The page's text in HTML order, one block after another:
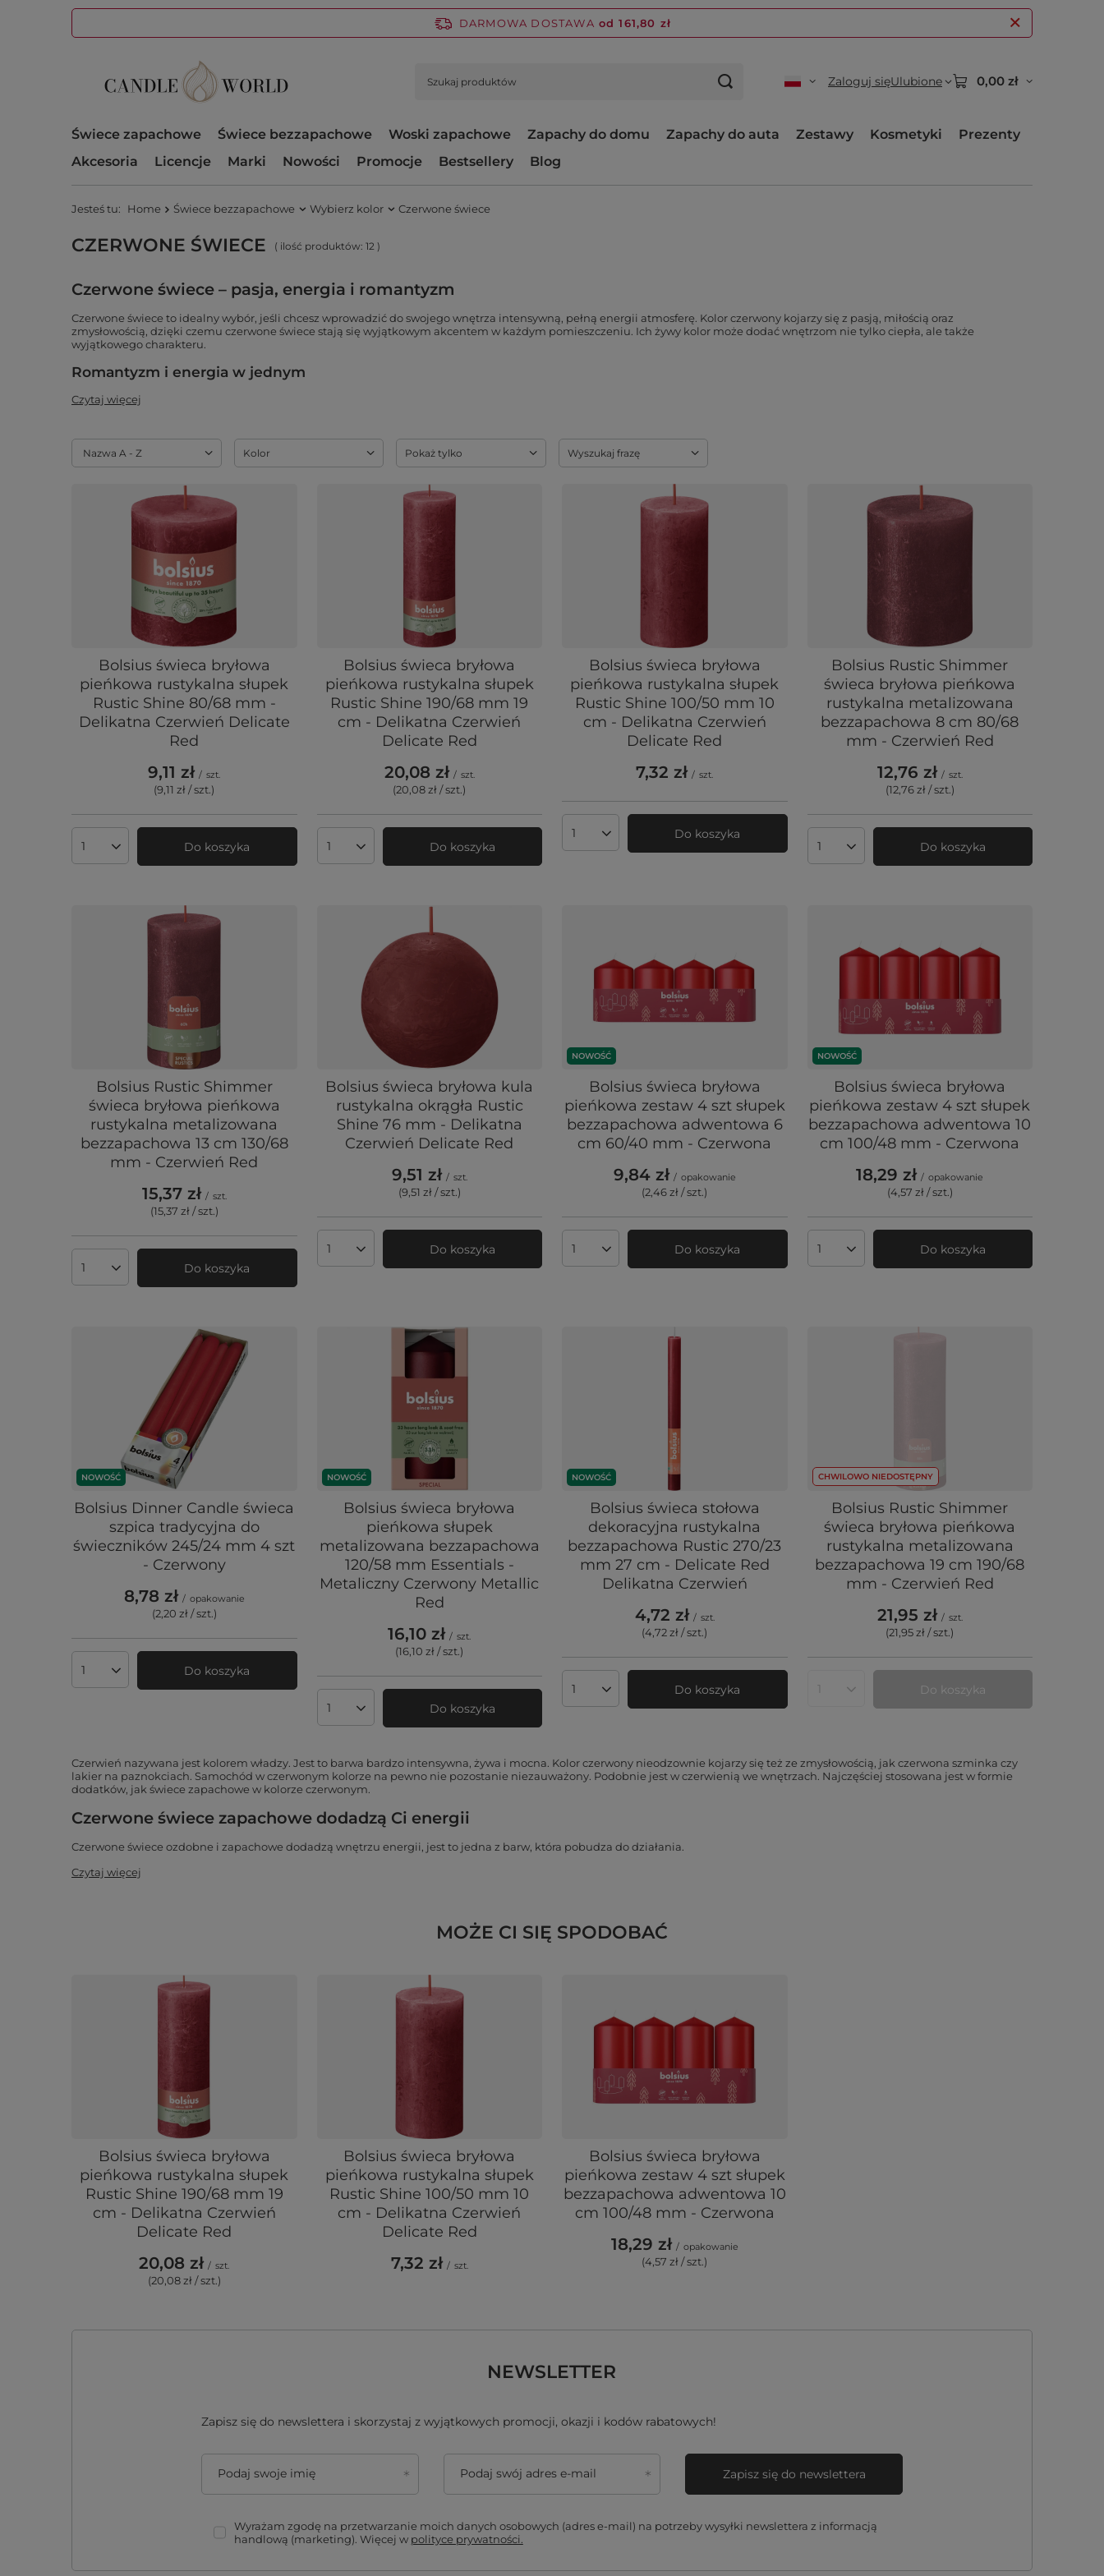
DARMOWA DOSTAWA od 161,80 zł
Zaloguj sięUlubione 0,00 zł
Świece zapachowe Świece bezzapachowe Woski zapachowe Zapachy do domu Zapachy do auta Zestawy Kosmetyki
Prezenty
Akcesoria
Licencje Marki Nowości Promocje Bestsellery Blog
Jesteś tu: Home Świece bezzapachowe Wybierz kolor Czerwone świece
CZERWONE ŚWIECE ( ilość produktów: 12 )
Czerwone świece – pasja, energia i romantyzm
Czerwone świece to idealny wybór, jeśli chcesz wprowadzić do swojego wnętrza intensywną, pełną energii atmosferę. Kolor czerwony kojarzy się z pasją, miłością oraz
zmysłowością, dzięki czemu czerwone świece stają się wyjątkowym akcentem w każdym pomieszczeniu. Ich żywy kolor może dodać wnętrzom nie tylko ciepła, ale także
wyjątkowego charakteru.
Romantyzm i energia w jednym
Czytaj więcej
Zmień sortowanie
Nazwa A - Z Kolor Pokaż tylko Wyszukaj frazę
Bolsius świeca bryłowa
pieńkowa rustykalna słupek
Rustic Shine 80/68 mm -
Delikatna Czerwień Delicate
Red
9,11 zł / szt.
(9,11 zł / szt.)
Ilość produktów Do koszyka
Bolsius świeca bryłowa
pieńkowa rustykalna słupek
Rustic Shine 190/68 mm 19
cm - Delikatna Czerwień
Delicate Red
20,08 zł / szt.
(20,08 zł / szt.)
Ilość produktów Do koszyka
Bolsius świeca bryłowa
pieńkowa rustykalna słupek
Rustic Shine 100/50 mm 10
cm - Delikatna Czerwień
Delicate Red
7,32 zł / szt.
Ilość produktów Do koszyka
Bolsius Rustic Shimmer
świeca bryłowa pieńkowa
rustykalna metalizowana
bezzapachowa 8 cm 80/68
mm - Czerwień Red
12,76 zł / szt.
(12,76 zł / szt.)
Ilość produktów Do koszyka
Bolsius Rustic Shimmer
świeca bryłowa pieńkowa
rustykalna metalizowana
bezzapachowa 13 cm 130/68
mm - Czerwień Red
15,37 zł / szt.
(15,37 zł / szt.)
Ilość produktów Do koszyka
Bolsius świeca bryłowa kula
rustykalna okrągła Rustic
Shine 76 mm - Delikatna
Czerwień Delicate Red
9,51 zł / szt.
(9,51 zł / szt.)
Ilość produktów Do koszyka
NOWOŚĆ
Bolsius świeca bryłowa
pieńkowa zestaw 4 szt słupek
bezzapachowa adwentowa 6
cm 60/40 mm - Czerwona
9,84 zł / opakowanie
(2,46 zł / szt.)
Ilość produktów Do koszyka
NOWOŚĆ
Bolsius świeca bryłowa
pieńkowa zestaw 4 szt słupek
bezzapachowa adwentowa 10
cm 100/48 mm - Czerwona
18,29 zł / opakowanie
(4,57 zł / szt.)
Ilość produktów Do koszyka
NOWOŚĆ
Bolsius Dinner Candle świeca
szpica tradycyjna do
świeczników 245/24 mm 4 szt
- Czerwony
8,78 zł / opakowanie
(2,20 zł / szt.)
Ilość produktów Do koszyka
NOWOŚĆ
Bolsius świeca bryłowa
pieńkowa słupek
metalizowana bezzapachowa
120/58 mm Essentials -
Metaliczny Czerwony Metallic
Red
16,10 zł / szt.
(16,10 zł / szt.)
Ilość produktów Do koszyka
NOWOŚĆ
Bolsius świeca stołowa
dekoracyjna rustykalna
bezzapachowa Rustic 270/23
mm 27 cm - Delicate Red
Delikatna Czerwień
4,72 zł / szt.
(4,72 zł / szt.)
Ilość produktów Do koszyka
CHWILOWO NIEDOSTĘPNY
Bolsius Rustic Shimmer
świeca bryłowa pieńkowa
rustykalna metalizowana
bezzapachowa 19 cm 190/68
mm - Czerwień Red
21,95 zł / szt.
(21,95 zł / szt.)
Ilość produktów Do koszyka
Czerwień nazywana jest kolorem władzy. Jest to barwa bardzo intensywna, żywa i mocna. Kolor czerwony nieodzownie kojarzy się też ze zmysłowością, jak czerwona szminka czy
lakier na paznokciach. Samochód w czerwonym kolorze na pewno nie pozostanie niezauważony. Podobnie jest w czerwienią we wnętrzach. Najczęściej stosowana jest w formie
dodatków, jak świece zapachowe w kolorze czerwonym.
Czerwone świece zapachowe dodadzą Ci energii
Czerwone świece ozdobne i zapachowe dodadzą wnętrzu energii, jest to jedna z barw, która pobudza do działania.
Czytaj więcej
MOŻE CI SIĘ SPODOBAĆ
Bolsius świeca bryłowa
pieńkowa rustykalna słupek
Rustic Shine 190/68 mm 19
cm - Delikatna Czerwień
Delicate Red
20,08 zł / szt.
(20,08 zł / szt.)
Bolsius świeca bryłowa
pieńkowa rustykalna słupek
Rustic Shine 100/50 mm 10
cm - Delikatna Czerwień
Delicate Red
7,32 zł / szt.
Bolsius świeca bryłowa
pieńkowa zestaw 4 szt słupek
bezzapachowa adwentowa 10
cm 100/48 mm - Czerwona
18,29 zł / opakowanie
(4,57 zł / szt.)
NEWSLETTER
Zapisz się do newslettera i skorzystaj z wyjątkowych promocji, okazji i kodów rabatowych!
Podaj swoje imię Podaj swój adres e-mail
Wyrażam zgodę na przetwarzanie moich danych osobowych (adres e-mail) na potrzeby wysyłki newslettera z informacją
handlową (marketing). Więcej w polityce prywatności.
Zapisz się do newslettera